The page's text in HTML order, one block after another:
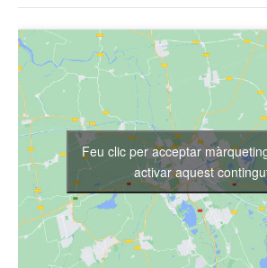
Feu clic per acceptar
activar aquest